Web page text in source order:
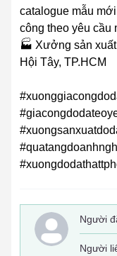
catalogue mẫu
công theo yêu cầu
🏭 Xưởng sản
Hội Tây, TP.HCM
Người
Người